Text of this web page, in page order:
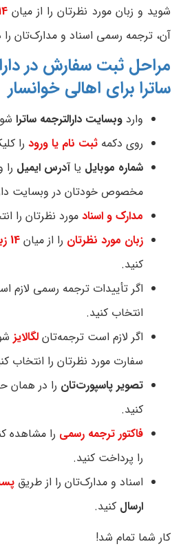
شوید و زبان مورد نظرتان را از میان14
آن، ترجمه رسمی اسناد و مدارک‌تان را
مراحل ثبت سفارش در
ساترا برای اهالی خوانسار
وارد وبسایت دارالترجمه ساترا
روی دکمه ثبت نام یا ورود را
شماره موبایل یاآدرس ایمیل را
مخصوص خودتان در وبسایت
مدارک و اسناد مورد نظرتان را
زبان مورد نظرتان را از میان 14 زبان
کنید.
اگر تأییدات ترجمه رسمی لازم
انتخاب کنید.
اگر لازم است ترجمه‌تان لگالایز
سفارت مورد نظرتان را انتخاب
تصویر پاسپورت‌تان را در همان
کنید.
فاکتور ترجمه رسمی را مشاهده
را پرداخت کنید.
اسناد و مدارک‌تان را از طریق
ارسال کنید.
کار شما تمام شد!